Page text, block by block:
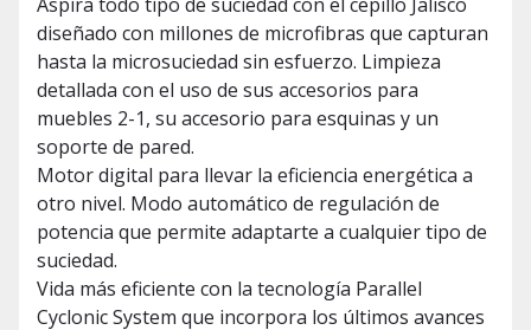
diseñado con millones de microfibras que capturan
hasta la microsuciedad sin esfuerzo. Limpieza
detallada con el uso de sus accesorios para
muebles 2-1, su accesorio para esquinas y un
soporte de pared.
Motor digital para llevar la eficiencia energética a
otro nivel. Modo automático de regulación de
potencia que permite adaptarte a cualquier tipo de
suciedad.
Vida más eficiente con la tecnología Parallel
Cyclonic System que incorpora los últimos avances